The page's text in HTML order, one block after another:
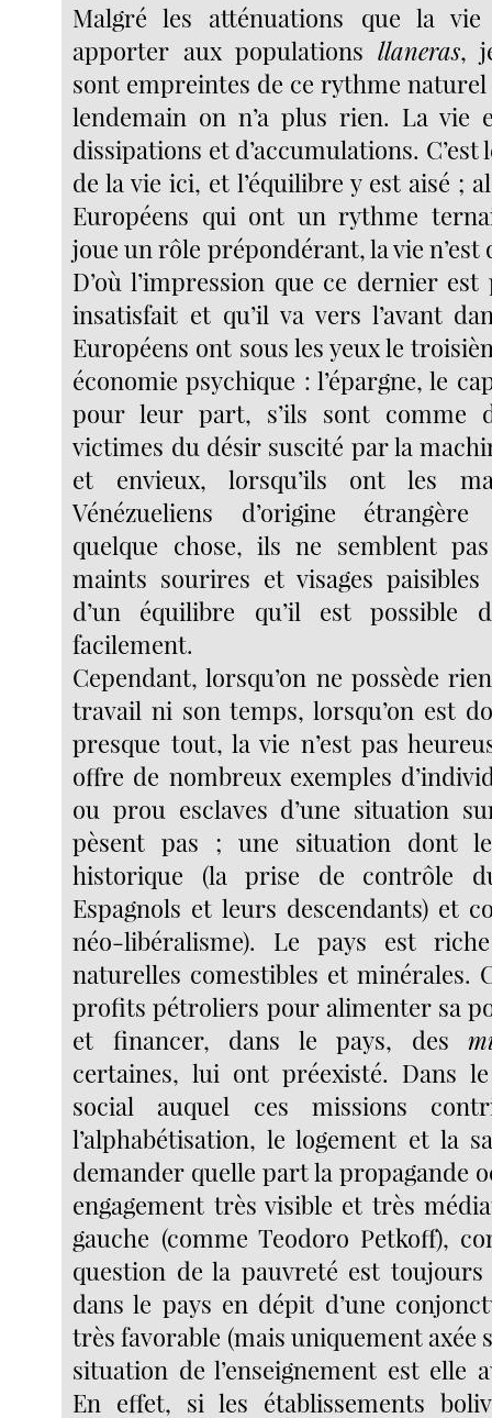
Malgré les atténuations que la
apporter aux populations llaneras,
sont empreintes de ce rythme
lendemain on n’a plus rien. La vie
dissipations et d’accumulations.
de la vie ici, et l’équilibre y est aisé ;
Européens qui ont un rythme
joue un rôle prépondérant, la vie n’est
D’où l’impression que ce dernier
insatisfait et qu’il va vers l’avant
Européens ont sous les yeux le
économie psychique : l’épargne, le
pour leur part, s’ils sont comme
victimes du désir suscité par la
et envieux, lorsqu’ils ont les
Vénézueliens d’origine
quelque chose, ils ne semblent
maints sourires et visages
d’un équilibre qu’il est possible
facilement.
Cependant, lorsqu’on ne possède
travail ni son temps, lorsqu’on est
presque tout, la vie n’est pas
offre de nombreux exemples
ou prou esclaves d’une situation
pèsent pas ; une situation dont
historique (la prise de contrôle
Espagnols et leurs descendants) et
néo-libéralisme). Le pays est
naturelles comestibles et minérales.
profits pétroliers pour alimenter sa
et financer, dans le pays, des
certaines, lui ont préexisté. Dans
social auquel ces missions
l’alphabétisation, le logement et la
demander quelle part la propagande
engagement très visible et très
gauche (comme Teodoro Petkoff),
question de la pauvreté est toujours
dans le pays en dépit d’une
très favorable (mais uniquement axée
situation de l’enseignement est elle
En effet, si les établissements